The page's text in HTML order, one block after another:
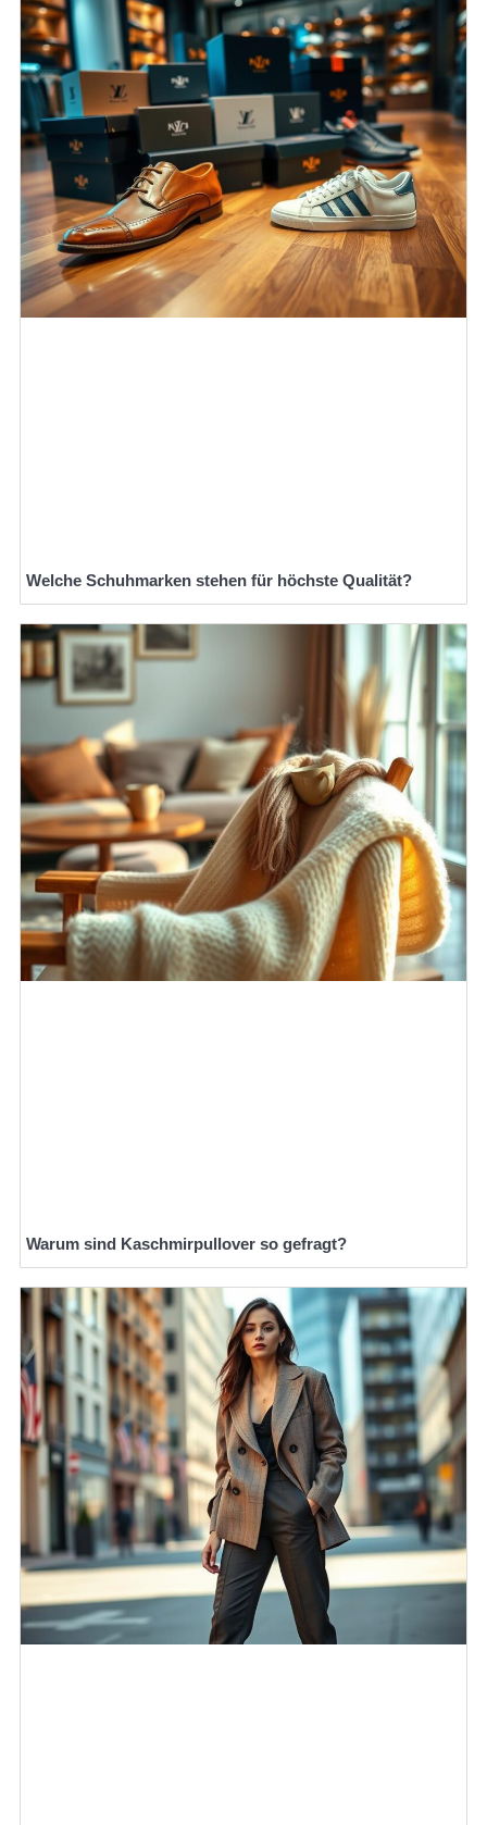
Welche Schuhmarken stehen für höchste Qualität?
Warum sind Kaschmirpullover so gefragt?